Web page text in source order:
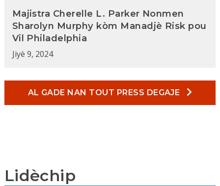
Majistra Cherelle L. Parker Nonmen
Sharolyn Murphy kòm Manadjè Risk pou
Vil Philadelphia
Jiyè 9, 2024
AL GADE NAN TOUT PRESS DEGAJE
Lidèchip